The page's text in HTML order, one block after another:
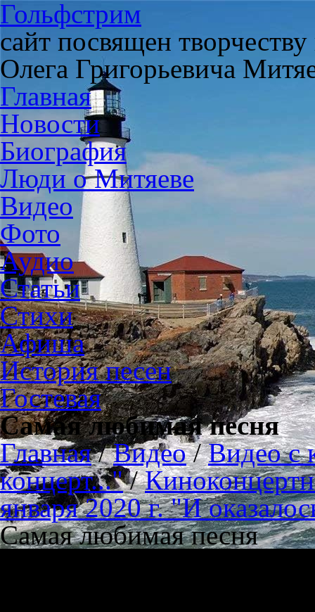
Гольфстрим
сайт посвящен
Олега Григорьевича
Главная
Новости
Биография
Люди о Митяеве
Видео
Фото
Аудио
Статьи
Стихи
Афиша
История песен
Гостевая
Самая любимая песня
Главная/Видео/Видео с
концерт..."/
января 2020 г. "И
Самая любимая песня